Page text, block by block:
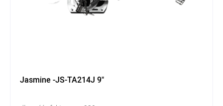
Jasmine -JS-TA214J 9"